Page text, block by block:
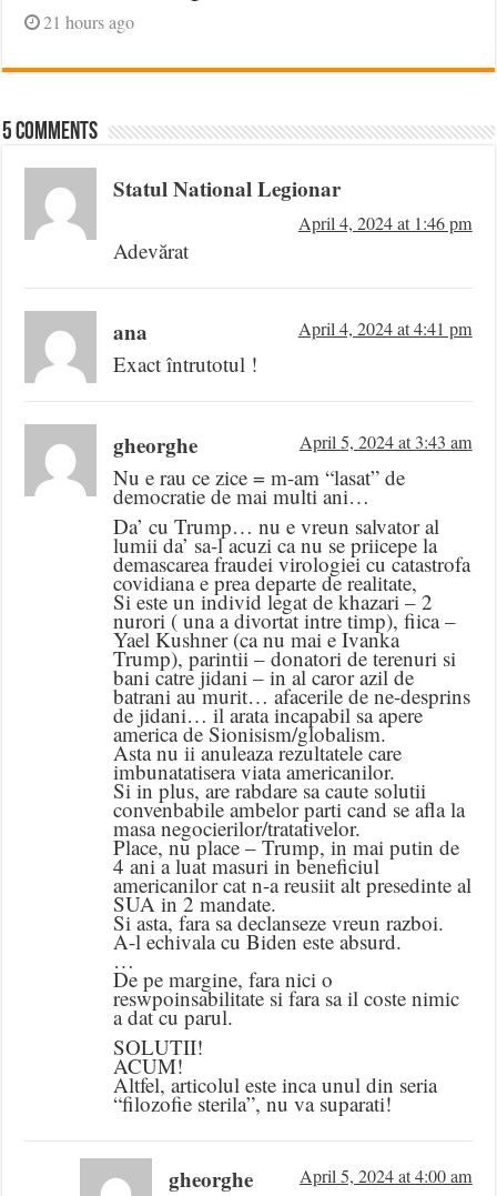
21 hours ago
5 comments
Statul National Legionar
April 4, 2024 at 1:46 pm
Adevărat
ana April 4, 2024 at 4:41 pm
Exact întrutotul !
gheorghe April 5, 2024 at 3:43 am
Nu e rau ce zice = m-am “lasat” de
democratie de mai multi ani…
Da’ cu Trump… nu e vreun salvator al
lumii da’ sa-l acuzi ca nu se priicepe la
demascarea fraudei virologiei cu catastrofa
covidiana e prea departe de realitate,
Si este un individ legat de khazari – 2
nurori ( una a divortat intre timp), fiica –
Yael Kushner (ca nu mai e Ivanka
Trump), parintii – donatori de terenuri si
bani catre jidani – in al caror azil de
batrani au murit… afacerile de ne-desprins
de jidani… il arata incapabil sa apere
america de Sionisism/globalism.
Asta nu ii anuleaza rezultatele care
imbunatatisera viata americanilor.
Si in plus, are rabdare sa caute solutii
convenbabile ambelor parti cand se afla la
masa negocierilor/tratativelor.
Place, nu place – Trump, in mai putin de
4 ani a luat masuri in beneficiul
americanilor cat n-a reusiit alt presedinte al
SUA in 2 mandate.
Si asta, fara sa declanseze vreun razboi.
A-l echivala cu Biden este absurd.
…
De pe margine, fara nici o
reswpoinsabilitate si fara sa il coste nimic
a dat cu parul.
SOLUTII!
ACUM!
Altfel, articolul este inca unul din seria
“filozofie sterila”, nu va suparati!
gheorghe April 5, 2024 at 4:00 am